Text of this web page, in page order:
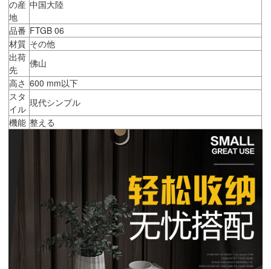
の産
地
中国大陸
品番 FTGB 06
材質 その他
出荷
先
佛山
高さ 600 mm以下
スタ
イル
現代シンプル
機能 整える